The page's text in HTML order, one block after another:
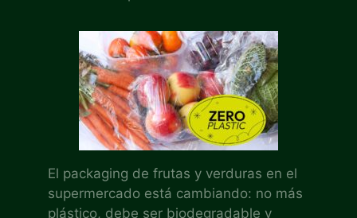
El packaging de frutas y verduras en el
supermercado está cambiando: no más
plástico, debe ser biodegradable y